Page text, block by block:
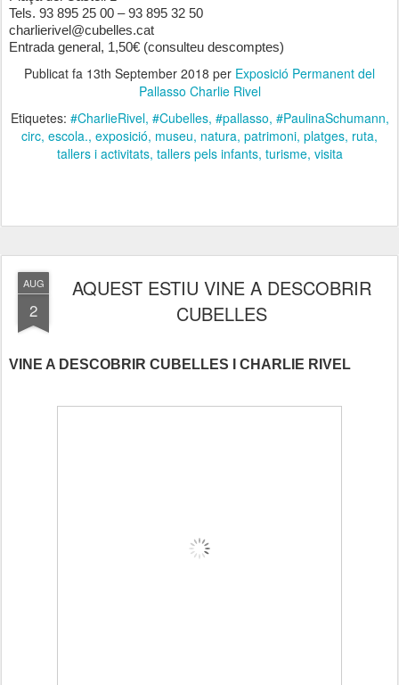
Tels. 93 895 25 00 – 93 895 32 50
charlierivel@cubelles.cat
Entrada general, 1,50€ (consulteu descomptes)
Publicat fa 13th September 2018 per Exposició Permanent del
Pallasso Charlie Rivel
Etiquetes: #CharlieRivel #Cubelles #pallasso #PaulinaSchumann
circ escola. exposició museu natura patrimoni platges ruta
tallers i activitats tallers pels infants turisme visita
AUG
2
AQUEST ESTIU VINE A DESCOBRIR
CUBELLES
VINE A DESCOBRIR CUBELLES I CHARLIE RIVEL